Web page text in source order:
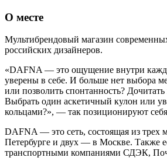
О месте
Мультибрендовый магазин
российских дизайнеров.
«DAFNA — это ощущение внутри
уверены в себе. И больше нет выбора
или позволить спонтанность?
Выбрать один аскетичный кулон или
кольцами?», — так позиционируют себя
DAFNA — это сеть, состоящая из трех
Петербурге и двух — в Москве. Также
транспортными компаниями СДЭК,